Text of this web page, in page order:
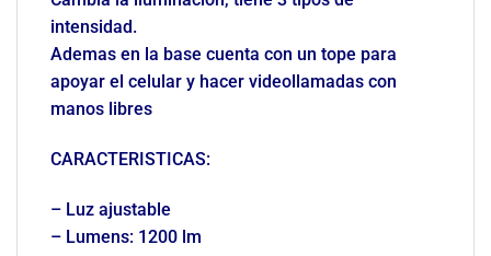
intensidad.
Ademas en la base cuenta con un tope para
apoyar el celular y hacer videollamadas con
manos libres
CARACTERISTICAS:
– Luz ajustable
– Lumens: 1200 lm